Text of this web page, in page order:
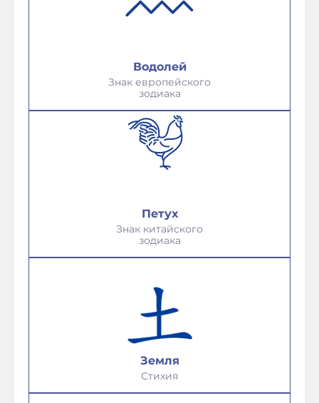
Водолей
Знак европейского
зодиака
Петух
Знак китайского
зодиака
Земля
Стихия